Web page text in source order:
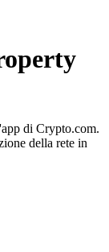
di Crypto.com.
della rete in